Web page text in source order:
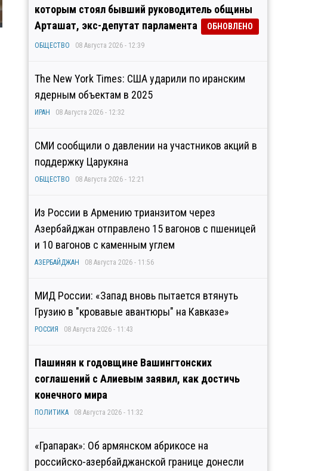
которым стоял бывший руководитель общины
Арташат, экс-депутат парламента
ОБНОВЛЕНО
ОБЩЕСТВО 08 Августа 2026 - 12:39
The New York Times: США ударили по иранским
ядерным объектам в 2025
ИРАН 08 Августа 2026 - 12:32
СМИ сообщили о давлении на участников акций в
поддержку Царукяна
ОБЩЕСТВО 08 Августа 2026 - 12:21
Из России в Армению трианзитом через
Азербайджан отправлено 15 вагонов с пшеницей
и 10 вагонов с каменным углем
АЗЕРБАЙДЖАН 08 Августа 2026 - 11:56
МИД России: «Запад вновь пытается втянуть
Грузию в "кровавые авантюры" на Кавказе»
РОССИЯ 08 Августа 2026 - 11:43
Пашинян к годовщине Вашингтонских
соглашений с Алиевым заявил, как достичь
конечного мира
ПОЛИТИКА 08 Августа 2026 - 11:32
«Грапарак»: Об армянском абрикосе на
российско-азербайджанской границе донесли